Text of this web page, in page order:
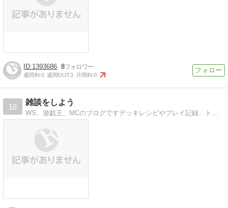
1393686 8
週間IN:0 週間OUT:3 月間IN:0
18
雑談をしよう